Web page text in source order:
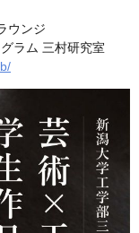
ウンジ
ラム 三村研究室